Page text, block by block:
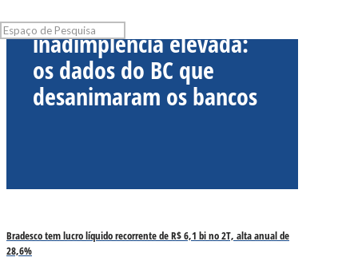
Crédito desacelera,
inadimplência elevada:
os dados do BC que
desanimaram os bancos
Bradesco tem lucro líquido recorrente de R$ 6,1 bi no 2T, alta anual de
28,6%